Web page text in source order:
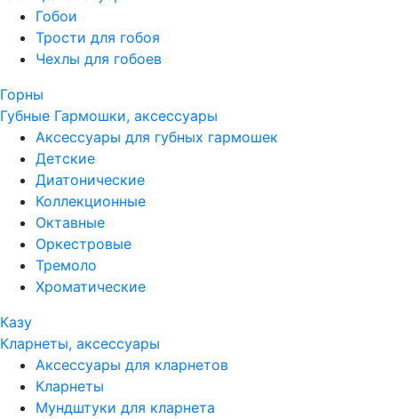
Гобои
Трости для гобоя
Чехлы для гобоев
Горны
Губные Гармошки, аксессуары
Аксессуары для губных гармошек
Детские
Диатонические
Коллекционные
Октавные
Оркестровые
Тремоло
Хроматические
Казу
Кларнеты, аксессуары
Аксессуары для кларнетов
Кларнеты
Мундштуки для кларнета